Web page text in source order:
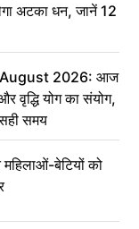
अटका धन, जानें 12
August 2026: आज
वृद्धि योग का संयोग,
समय
बेटियों को